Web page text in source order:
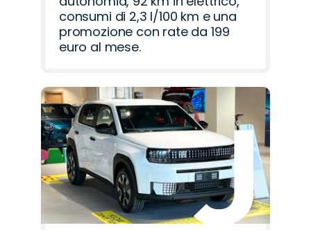
consumi di 2,3 l/100 km e una
promozione con rate da 199
euro al mese.